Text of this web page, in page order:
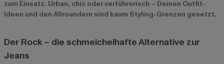
zum Einsatz. Urban, chic oder verführerisch – Deinen Outfit-
Ideen und den Allroundern sind kaum Styling-Grenzen gesetzt.
Der Rock – die schmeichelhafte Alternative zur
Jeans